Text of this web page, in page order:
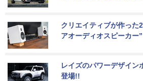
クリエイティブが作った
アオーディオスピーカー”
レイズのパワーデザイン
登場!!